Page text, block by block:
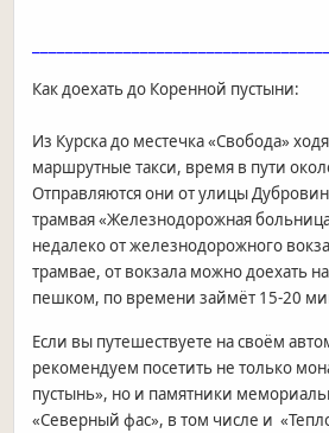
Как доехать до Коренной пустыни:
Из Курска до местечка «Свобода»
маршрутные такси, время в пути
Отправляются они от улицы
трамвая «Железнодорожная
недалеко от железнодорожного
трамвае, от вокзала можно доехать
пешком, по времени займёт 15-20
Если вы путешествуете на своём
рекомендуем посетить не только
пустынь», но и памятники
«Северный фас», в том числе и